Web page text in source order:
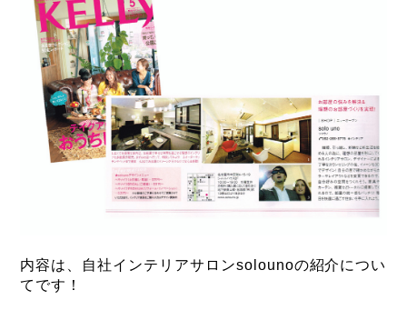
内容は、自社インテリアサロンsolounoの紹介につい
てです！